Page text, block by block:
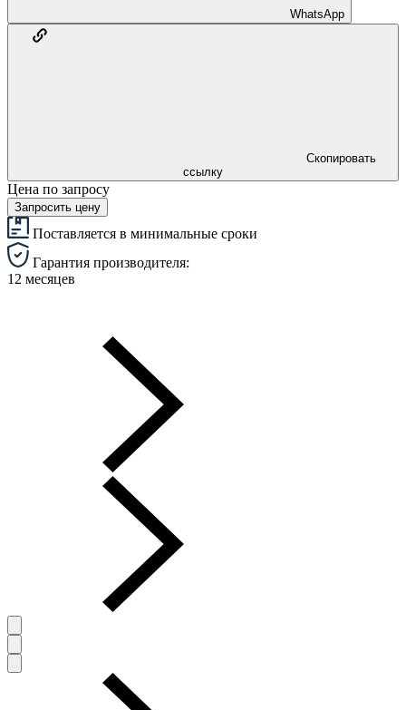
WhatsApp
Скопировать
ссылку
Цена по запросу
Запросить цену
Поставляется в минимальные сроки
Гарантия производителя:
12 месяцев